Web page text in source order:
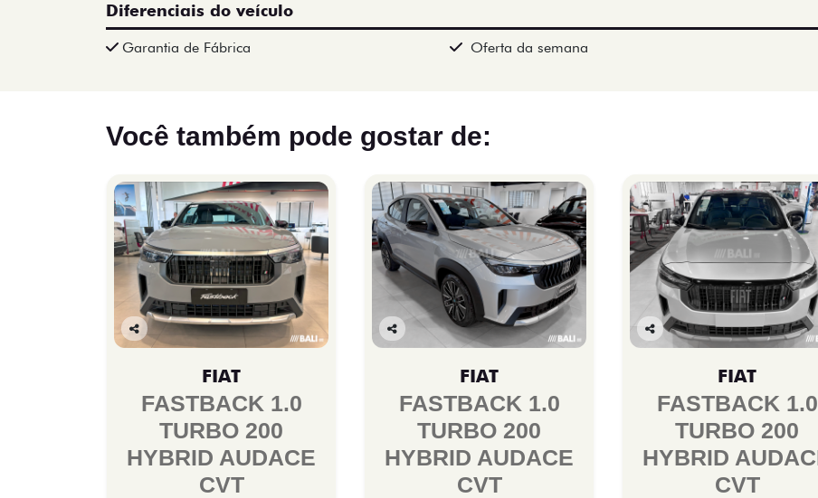
Diferenciais do veículo
Garantia de Fábrica Oferta da semana
Você também pode gostar de:
Co
FIAT
FASTBACK 1.0
TURBO 200
HYBRID AUDACE
CVT
Co
FIAT
FASTBACK 1.0
TURBO 200
HYBRID AUDACE
CVT
Co
FIAT
FASTBACK 1.0
TURBO 200
HYBRID
CVT